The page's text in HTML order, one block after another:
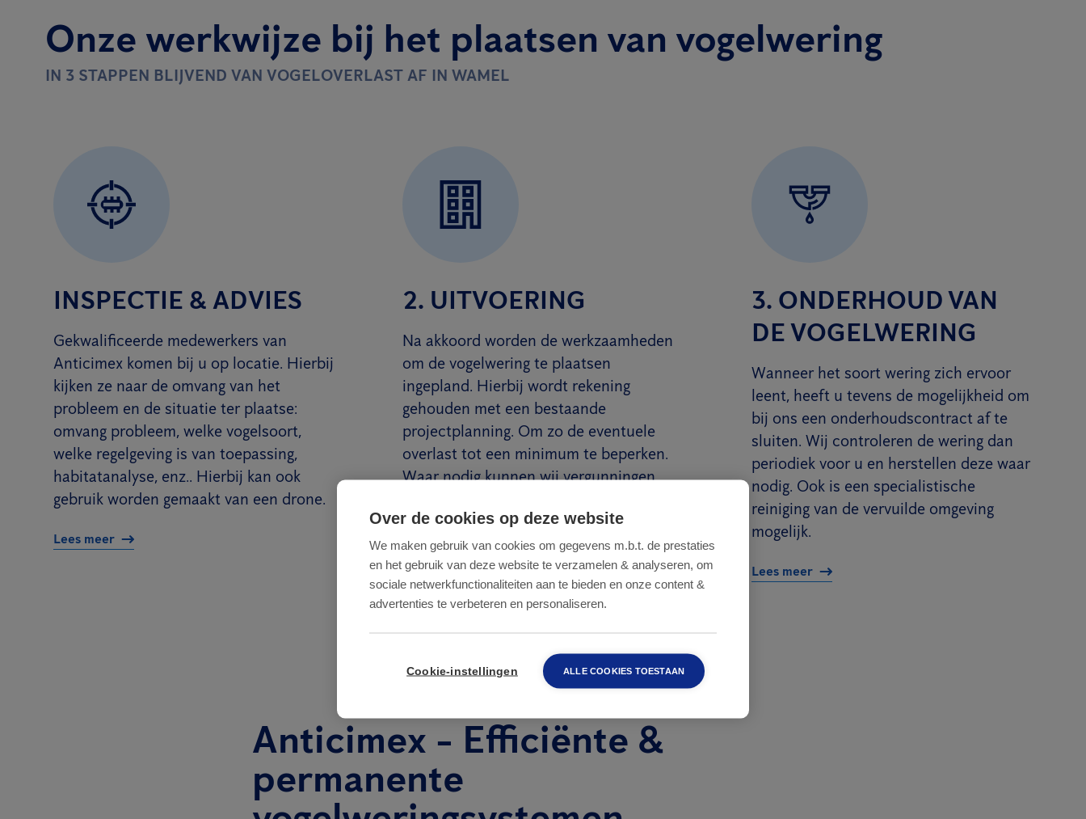
Onze werkwijze bij het plaatsen van vogelwering
IN 3 STAPPEN BLIJVEND VAN VOGELOVERLAST AF IN WAMEL
INSPECTIE & ADVIES
Gekwalificeerde medewerkers van
Anticimex komen bij u op locatie. Hierbij
kijken ze naar de omvang van het
probleem en de situatie ter plaatse:
omvang probleem, welke vogelsoort,
welke regelgeving is van toepassing,
habitatanalyse, enz.. Hierbij kan ook
gebruik worden gemaakt van een drone.
Lees meer
2. UITVOERING
Na akkoord worden de werkzaamheden
om de vogelwering te plaatsen
ingepland. Hierbij wordt rekening
gehouden met een bestaande
projectplanning. Om zo de eventuele
overlast tot een minimum te beperken.
Waar nodig kunnen wij vergunningen
buren of de gemeente.
Lees meer
3. ONDERHOUD VAN
DE VOGELWERING
Wanneer het soort wering zich ervoor
leent, heeft u tevens de mogelijkheid om
bij ons een onderhoudscontract af te
sluiten. Wij controleren de wering dan
periodiek voor u en herstellen deze waar
nodig. Ook is een specialistische
reiniging van de vervuilde omgeving
mogelijk.
Lees meer
Anticimex - Efficiënte &
permanente
Over de cookies op deze website
We maken gebruik van cookies om gegevens m.b.t. de prestaties
en het gebruik van deze website te verzamelen & analyseren, om
sociale netwerkfunctionaliteiten aan te bieden en onze content &
advertenties te verbeteren en personaliseren.
Cookie-instellingen ALLE COOKIES TOESTAAN